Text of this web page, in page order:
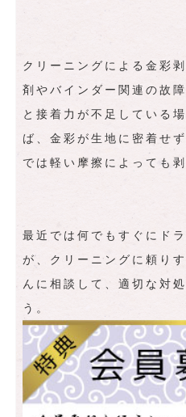
クリーニングによる金彩
剤やバインダー関連の故
と接着力が不足している
ば、金彩が生地に密着せ
では軽い摩擦によっても
最近では何でもすぐにド
が、クリーニングに頼り
んに相談して、適切な対
う。